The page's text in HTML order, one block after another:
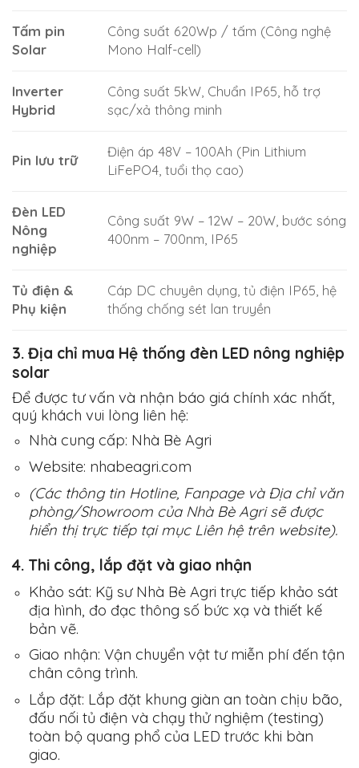
Tấm pin
Solar
Công suất 620Wp / tấm (Công nghệ
Mono Half-cell)
Inverter
Hybrid
Công suất 5kW, Chuẩn IP65, hỗ trợ
sạc/xả thông minh
Pin lưu trữ
Điện áp 48V – 100Ah (Pin Lithium
LiFePO4, tuổi thọ cao)
Đèn LED
Nông
nghiệp
Công suất 9W – 12W – 20W, bước sóng
400nm – 700nm, IP65
Tủ điện &
Phụ kiện
Cáp DC chuyên dụng, tủ điện IP65, hệ
thống chống sét lan truyền
3. Địa chỉ mua Hệ thống đèn LED nông nghiệp
solar
Để được tư vấn và nhận báo giá chính xác nhất,
quý khách vui lòng liên hệ:
Nhà cung cấp: Nhà Bè Agri
Website: nhabeagri.com
(Các thông tin Hotline, Fanpage và Địa chỉ văn
phòng/Showroom của Nhà Bè Agri sẽ được
hiển thị trực tiếp tại mục Liên hệ trên website).
4. Thi công, lắp đặt và giao nhận
Khảo sát: Kỹ sư Nhà Bè Agri trực tiếp khảo sát
địa hình, đo đạc thông số bức xạ và thiết kế
bản vẽ.
Giao nhận: Vận chuyển vật tư miễn phí đến tận
chân công trình.
Lắp đặt: Lắp đặt khung giàn an toàn chịu bão,
đấu nối tủ điện và chạy thử nghiệm (testing)
toàn bộ quang phổ của LED trước khi bàn
giao.